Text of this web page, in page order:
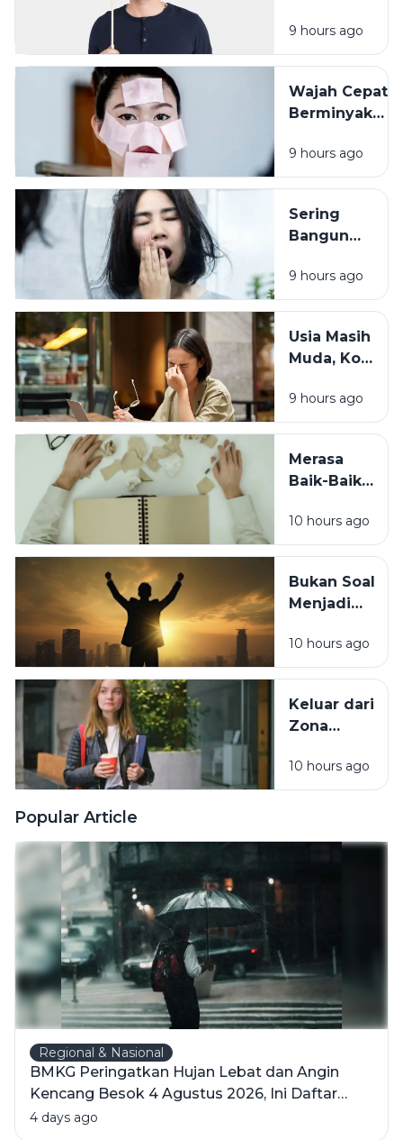
Pengalaman
Masa Lalu
Punya Peran
9 hours ago
Wajah Cepat
Berminyak
Karena
Cuaca, Ini
Kemungkinan
Penyebabnya
9 hours ago
Sering
Bangun
Wajah
Kusam?
Periksa 7
Kebiasaan
Tidur Ini
9 hours ago
Usia Masih
Muda, Kok
Cepat
Capek? Ini
yang
Sering
9 hours ago
Merasa
Baik-Baik
Tanda
Tubuh
Sedang
Minta
10 hours ago
Bukan Soal
Menjadi
Ini Cara
Berubah
Kehilangan
Diri Sendiri
10 hours ago
Keluar dari
Zona
Tanpa Harus
Memaksakan
10 hours ago
Popular Article
Regional & Nasional
BMKG Peringatkan Hujan Lebat dan Angin
Kencang Besok 4 Agustus 2026, Ini Daftar
Wilayahnya
4 days ago